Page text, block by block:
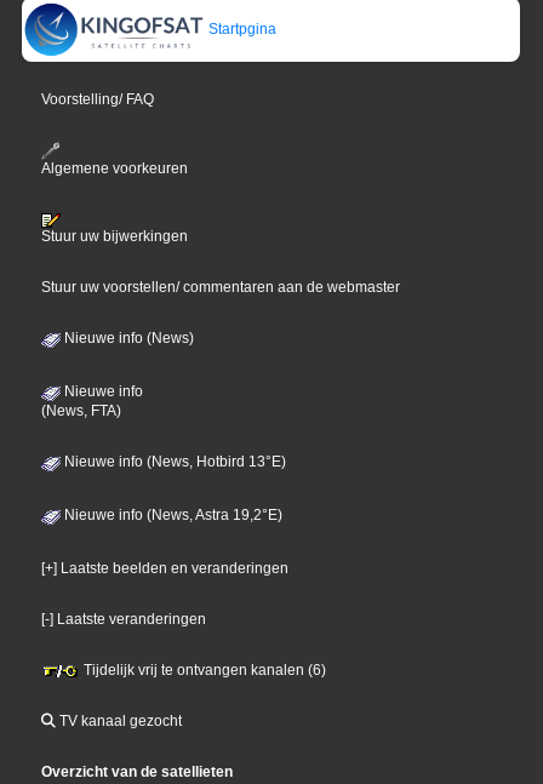
Startpgina
Voorstelling/ FAQ
Algemene voorkeuren
Stuur uw bijwerkingen
Stuur uw voorstellen/ commentaren aan de webmaster
Nieuwe info (News)
Nieuwe info
(News, FTA)
Nieuwe info (News, Hotbird 13°E)
Nieuwe info (News, Astra 19,2°E)
[+] Laatste beelden en veranderingen
[-] Laatste veranderingen
Tijdelijk vrij te ontvangen kanalen (6)
TV kanaal gezocht
Overzicht van de satellieten